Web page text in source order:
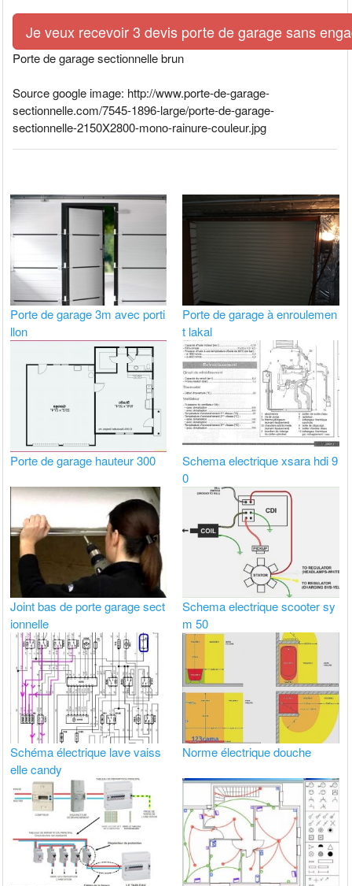
Je veux recevoir 3 devis porte de garage sans
Porte de garage sectionnelle brun
Source google image: http://www.porte-de-garage-
sectionnelle.com/7545-1896-large/porte-de-garage-
sectionnelle-2150X2800-mono-rainure-couleur.jpg
Porte de garage 3m avec porti
llon
Porte de garage à enroulemen
t lakal
Porte de garage hauteur 300
Schema electrique xsara hdi 9
0
Joint bas de porte garage sect
ionnelle
Schema electrique scooter sy
m 50
Schéma électrique lave vaiss
elle candy
Norme électrique douche